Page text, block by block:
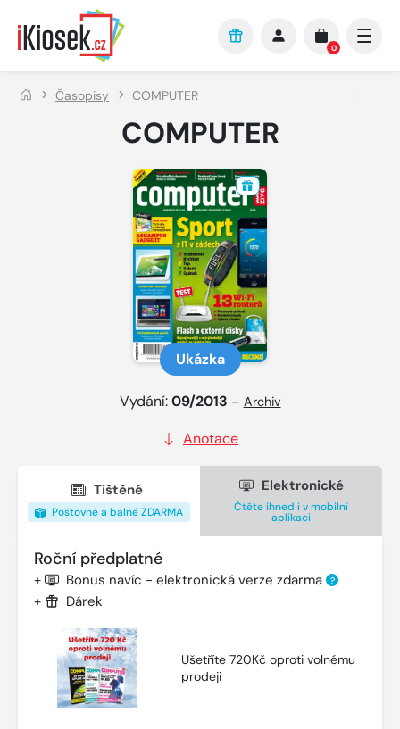
Přejít na hlavní obsah
0
Časopisy COMPUTER
COMPUTER
Ukázka
Vydání:09/2013 – Archiv
Anotace
Tištěné
Poštovné a balné ZDARMA
Elektronické
Čtěte ihned i v mobilní
aplikaci
Roční předplatné
+ Bonus navíc - elektronická verze zdarma ?
+ Dárek
Ušetříte 720Kč oproti volnému
prodeji